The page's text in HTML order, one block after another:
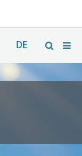
DE